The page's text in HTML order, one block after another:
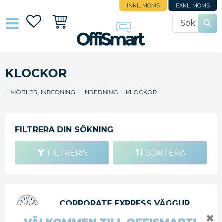
INKL. MOMS EXKL. MOMS
FavoriterKundvagn
KLOCKOR
MÖBLER, INREDNING INREDNING KLOCKOR
FILTRERA SORTERA
CORPORATE EXPRESS VÄGGUR
✖